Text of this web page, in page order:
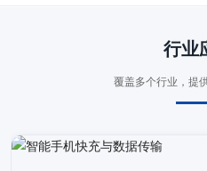
行业
覆盖多个行业，提